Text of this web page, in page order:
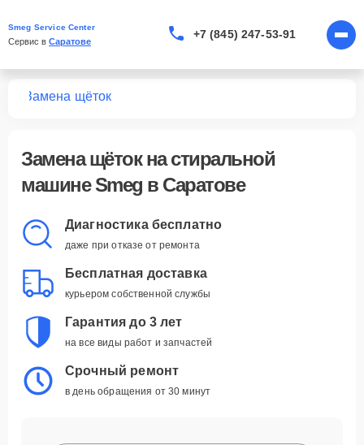
Smeg Service Center
Сервис в Саратове
+7 (845) 247-53-91
Замена щёток
Замена щётокна стиральной
машине Smeg в Саратове
Диагностика бесплатно
даже при отказе от ремонта
Бесплатная доставка
курьером собственной службы
Гарантия до 3 лет
на все виды работ и запчастей
Срочный ремонт
в день обращения от 30 минут